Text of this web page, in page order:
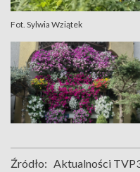
Fot. Sylwia Wziątek
Źródło: Aktualności